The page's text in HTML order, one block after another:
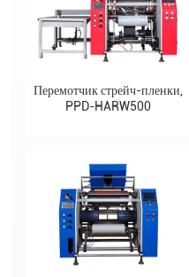
Перемотчик стрейч-пленки,
PPD-HARW500